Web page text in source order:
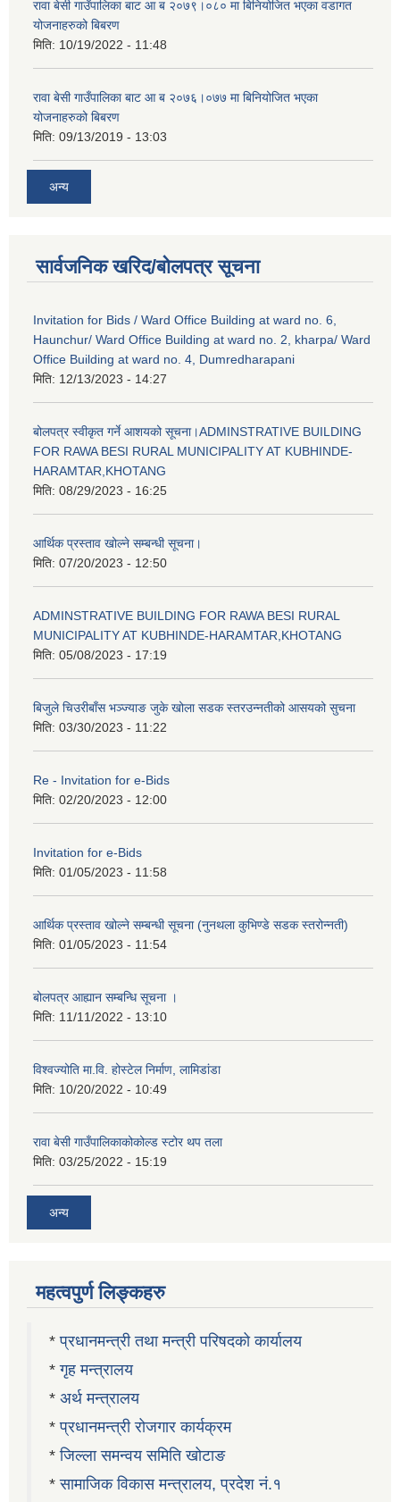
रावा बेसी गाउँपालिका बाट आ ब २०७९।०८० मा बिनियोजित भएका वडागत
योजनाहरुको बिबरण
मिति: 10/19/2022 - 11:48
रावा बेसी गाउँपालिका बाट आ ब २०७६।०७७ मा बिनियोजित भएका
योजनाहरुको बिबरण
मिति: 09/13/2019 - 13:03
अन्य
सार्वजनिक खरिद/बोलपत्र सूचना
Invitation for Bids / Ward Office Building at ward no. 6,
Haunchur/ Ward Office Building at ward no. 2, kharpa/ Ward
Office Building at ward no. 4, Dumredharapani
मिति: 12/13/2023 - 14:27
बोलपत्र स्वीकृत गर्ने आशयको सूचना।ADMINSTRATIVE BUILDING
FOR RAWA BESI RURAL MUNICIPALITY AT KUBHINDE-
HARAMTAR,KHOTANG
मिति: 08/29/2023 - 16:25
आर्थिक प्रस्ताव खोल्ने सम्बन्धी सूचना।
मिति: 07/20/2023 - 12:50
ADMINSTRATIVE BUILDING FOR RAWA BESI RURAL
MUNICIPALITY AT KUBHINDE-HARAMTAR,KHOTANG
मिति: 05/08/2023 - 17:19
बिजुले चिउरीबाँस भञ्ज्याङ जुके खोला सडक स्तरउन्नतीको आसयको सुचना
मिति: 03/30/2023 - 11:22
Re - Invitation for e-Bids
मिति: 02/20/2023 - 12:00
Invitation for e-Bids
मिति: 01/05/2023 - 11:58
आर्थिक प्रस्ताव खोल्ने सम्बन्धी सूचना (नुनथला कुभिण्डे सडक स्तरोन्नती)
मिति: 01/05/2023 - 11:54
बोलपत्र आह्यान सम्बन्धि सूचना ।
मिति: 11/11/2022 - 13:10
विश्वज्योति मा.वि. होस्टेल निर्माण, लामिडांडा
मिति: 10/20/2022 - 10:49
रावा बेसी गाउँपालिकाकोकोल्ड स्टोर थप तला
मिति: 03/25/2022 - 15:19
अन्य
महत्वपुर्ण लिङ्कहरु
*प्रधानमन्त्री तथा मन्त्री परिषदको कार्यालय
*गृह मन्त्रालय
* अर्थ मन्त्रालय
*प्रधानमन्त्री रोजगार कार्यक्रम
*जिल्ला समन्वय समिति खोटाङ
*सामाजिक विकास मन्त्रालय, प्रदेश नं.१